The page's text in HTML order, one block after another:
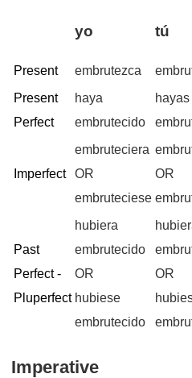
yo tú
Present embrutezca
Present
Perfect
haya
embrutecido
hayas
Imperfect
embruteciera
OR
embruteciese
OR
Past
Perfect -
Pluperfect
hubiera
embrutecido
OR
hubiese
embrutecido
OR
Imperative